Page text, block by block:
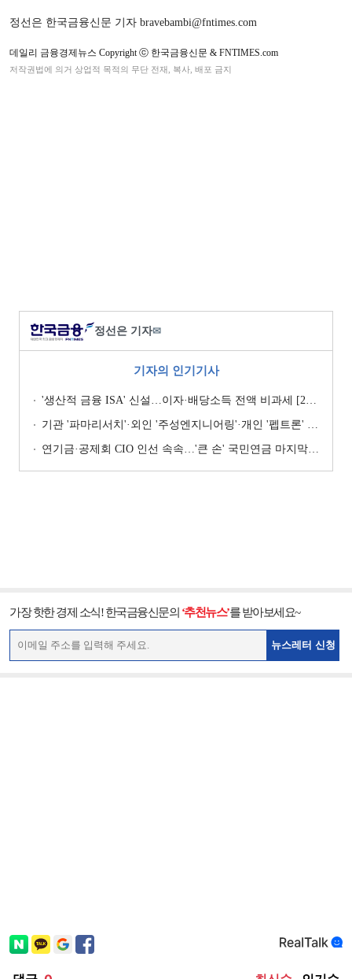
정선은 한국금융신문 기자 bravebambi@fntimes.com
데일리 금융경제뉴스 Copyright ⓒ 한국금융신문 & FNTIMES.com
저작권법에 의거 상업적 목적의 무단 전재, 복사, 배포 금지
정선은 기자✉
기자의 인기기사
'생산적 금융 ISA' 신설…이자·배당소득 전액 비과세 [2026 세제개편안]
기관 '파마리서치'·외인 '주성엔지니어링'·개인 '펩트론' 1위 [주간 코스닥 순매수- 2026년 7월27일~7월31일]
연기금·공제회 CIO 인선 속속…'큰 손' 국민연금 마지막 타자
가장 핫한 경제 소식! 한국금융신문의 ‘추천뉴스’를 받아보세요~
뉴스레터 신청